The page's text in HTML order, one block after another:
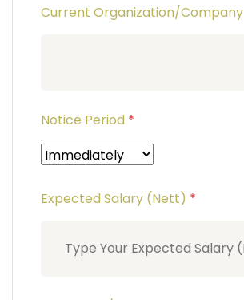
Current Organization/Company
Notice Period *
Expected Salary (Nett) *